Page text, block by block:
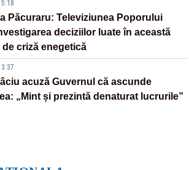
Păcuraru: Televiziunea Poporului
deciziilor luate în această
de criză enegetică
acuză Guvernul că ascunde
„Mint și prezintă denaturat lucrurile”